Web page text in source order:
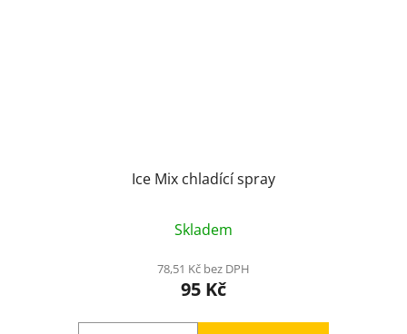
Ice Mix chladící spray
Skladem
78,51 Kč bez DPH
95 Kč